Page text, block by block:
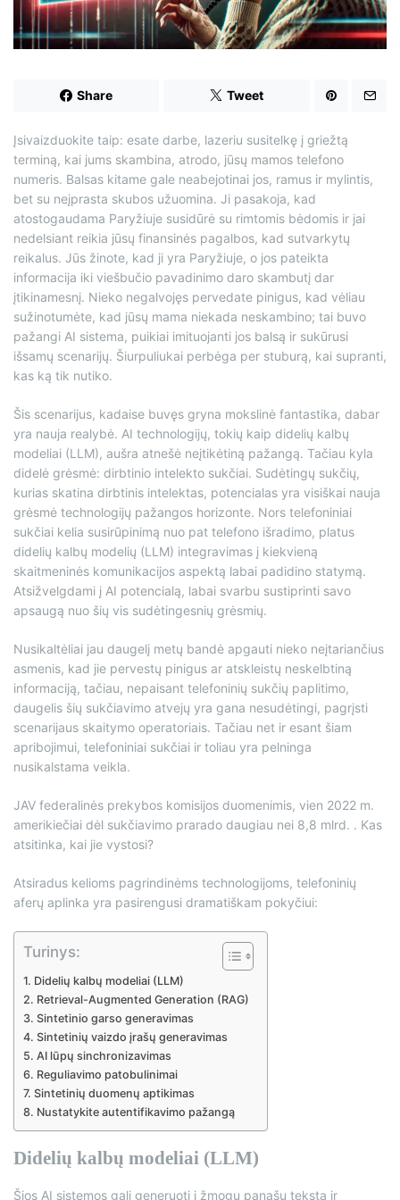
d
t
i
m
Share Tweet
Įsivaizduokite taip: esate darbe, lazeriu susitelkę į griežtą
terminą, kai jums skambina, atrodo, jūsų mamos telefono
numeris. Balsas kitame gale neabejotinai jos, ramus ir mylintis,
bet su neįprasta skubos užuomina. Ji pasakoja, kad
atostogaudama Paryžiuje susidūrė su rimtomis bėdomis ir jai
nedelsiant reikia jūsų finansinės pagalbos, kad sutvarkytų
reikalus. Jūs žinote, kad ji yra Paryžiuje, o jos pateikta
informacija iki viešbučio pavadinimo daro skambutį dar
įtikinamesnį. Nieko negalvojęs pervedate pinigus, kad vėliau
sužinotumėte, kad jūsų mama niekada neskambino; tai buvo
pažangi AI sistema, puikiai imituojanti jos balsą ir sukūrusi
išsamų scenarijų. Šiurpuliukai perbėga per stuburą, kai supranti,
kas ką tik nutiko.
Šis scenarijus, kadaise buvęs gryna mokslinė fantastika, dabar
yra nauja realybė. AI technologijų, tokių kaip didelių kalbų
modeliai (LLM), aušra atnešė neįtikėtiną pažangą. Tačiau kyla
didelė grėsmė: dirbtinio intelekto sukčiai. Sudėtingų sukčių,
kurias skatina dirbtinis intelektas, potencialas yra visiškai nauja
grėsmė technologijų pažangos horizonte. Nors telefoniniai
sukčiai kelia susirūpinimą nuo pat telefono išradimo, platus
didelių kalbų modelių (LLM) integravimas į kiekvieną
skaitmeninės komunikacijos aspektą labai padidino statymą.
Atsižvelgdami į AI potencialą, labai svarbu sustiprinti savo
apsaugą nuo šių vis sudėtingesnių grėsmių.
Nusikaltėliai jau daugelį metų bandė apgauti nieko neįtariančius
asmenis, kad jie pervestų pinigus ar atskleistų neskelbtiną
informaciją, tačiau, nepaisant telefoninių sukčių paplitimo,
daugelis šių sukčiavimo atvejų yra gana nesudėtingi, pagrįsti
scenarijaus skaitymo operatoriais. Tačiau net ir esant šiam
apribojimui, telefoniniai sukčiai ir toliau yra pelninga
nusikalstama veikla.
JAV federalinės prekybos komisijos duomenimis, vien 2022 m.
amerikiečiai dėl sukčiavimo prarado daugiau nei 8,8 mlrd. . Kas
atsitinka, kai jie vystosi?
Atsiradus kelioms pagrindinėms technologijoms, telefoninių
aferų aplinka yra pasirengusi dramatiškam pokyčiui:
Turinys:
Didelių kalbų modeliai (LLM)
Retrieval-Augmented Generation (RAG)
Sintetinio garso generavimas
Sintetinių vaizdo įrašų generavimas
AI lūpų sinchronizavimas
Reguliavimo patobulinimai
Sintetinių duomenų aptikimas
Nustatykite autentifikavimo pažangą
Didelių kalbų modeliai (LLM)
Šios AI sistemos gali generuoti į žmogų panašų tekstą ir